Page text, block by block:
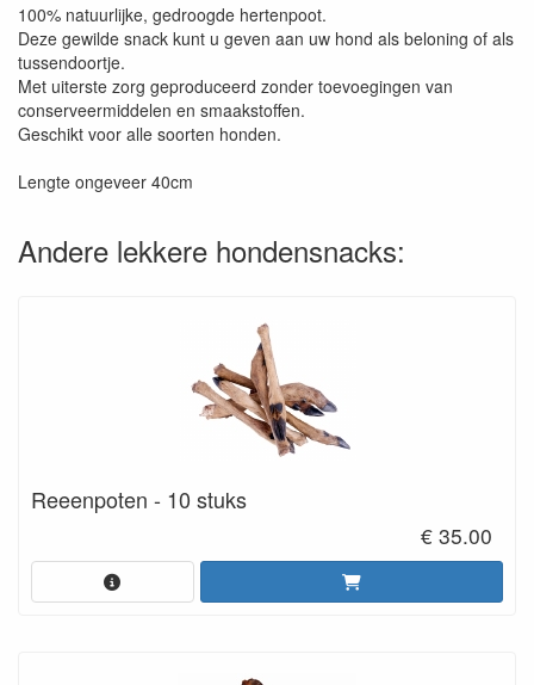
100% natuurlijke, gedroogde hertenpoot.
Deze gewilde snack kunt u geven aan uw hond als beloning of als
tussendoortje.
Met uiterste zorg geproduceerd zonder toevoegingen van
conserveermiddelen en smaakstoffen.
Geschikt voor alle soorten honden.
Lengte ongeveer 40cm
Andere lekkere hondensnacks:
Reeenpoten - 10 stuks
€ 35.00